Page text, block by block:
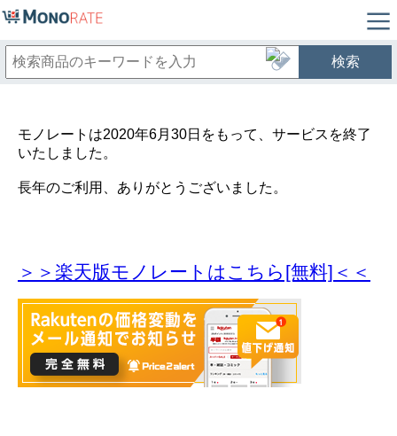
検索
モノレートは2020年6月30日をもって、サービスを終了
いたしました。
長年のご利用、ありがとうございました。
＞＞楽天版モノレートはこちら[無料]＜＜